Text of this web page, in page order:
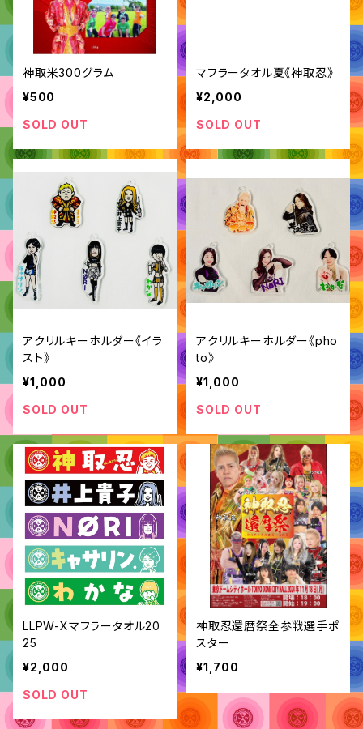
神取米300グラム
¥500
SOLD OUT
マフラータオル夏《神取忍》
¥2,000
SOLD OUT
アクリルキーホルダー《イラ
スト》
¥1,000
SOLD OUT
アクリルキーホルダー《pho
to》
¥1,000
SOLD OUT
LLPW-Xマフラータオル20
25
¥2,000
SOLD OUT
神取忍還暦祭全参戦選手ポ
スター
¥1,700